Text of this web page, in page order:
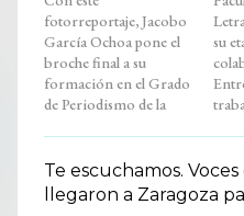
fotorreportaje, Jacobo
García Ochoa pone el
broche final a su
formación en el Grado
de Periodismo de la
Letras y cierra también
su etapa como
colaborador de
Entremedios. Su
Te escuchamos.
llegaron a Zaragoza